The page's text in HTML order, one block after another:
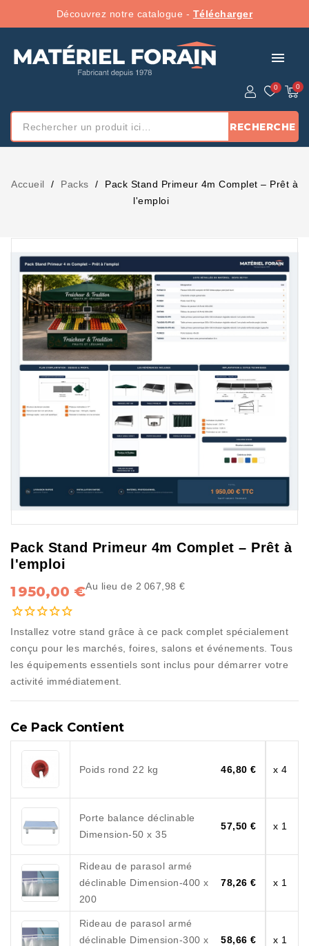
Découvrez notre catalogue - Télécharger
menu
RECHERCHE
Accueil Packs
Pack Stand Primeur 4m Complet – Prêt à
l'emploi
Pack Stand Primeur 4m Complet – Prêt à
l'emploi
1 950,00 €Au lieu de 2 067,98 €
Installez votre stand grâce à ce pack complet spécialement
conçu pour les marchés, foires, salons et événements. Tous
les équipements essentiels sont inclus pour démarrer votre
activité immédiatement.
Ce Pack Contient
Poids rond 22 kg 46,80 € x 4
Porte balance déclinable
Dimension-50 x 35
57,50 € x 1
Rideau de parasol armé
déclinable Dimension-400 x
200
78,26 € x 1
Rideau de parasol armé
déclinable Dimension-300 x
58,66 € x 1